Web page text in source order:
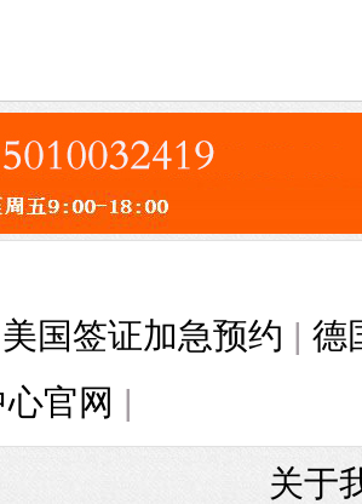
美国签证加急预约 | 德
官网 |
关于